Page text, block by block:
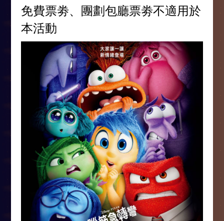
免費票劵、團劃包廳票劵不適用於
本活動